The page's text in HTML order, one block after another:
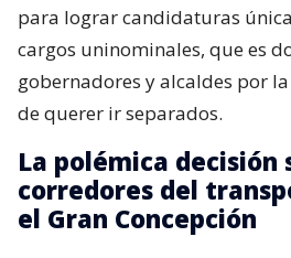
para lograr candidaturas
cargos uninominales, que es
gobernadores y alcaldes por
de querer ir separados.
La polémica decisión
corredores del
el Gran Concepción